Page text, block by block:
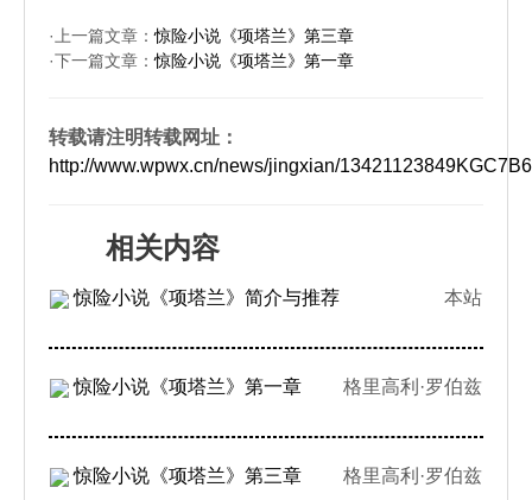
·上一篇文章：惊险小说《项塔兰》第三章
·下一篇文章：惊险小说《项塔兰》第一章
转载请注明转载网址：
http://www.wpwx.cn/news/jingxian/
相关内容
惊险小说《项塔兰》简介与推荐 本站
惊险小说《项塔兰》第一章 格里高利·罗伯兹
惊险小说《项塔兰》第三章 格里高利·罗伯兹